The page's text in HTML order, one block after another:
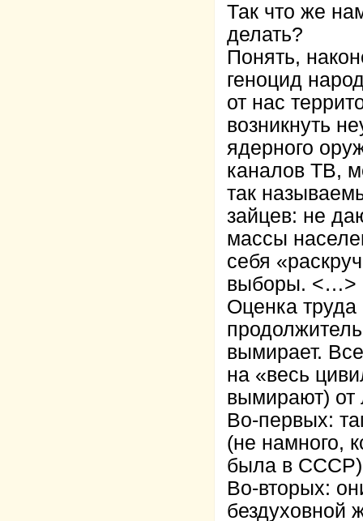
Так что же
делать?
Понять,
геноцид
от нас
возникнуть
ядерного
каналов ТВ,
так
зайцев: не
массы
себя
выборы. <…>
Оценка
вымирает.
на «весь
вымирают) от
Во-первых:
(не намного,
была в
Во-вторых:
бездуховной